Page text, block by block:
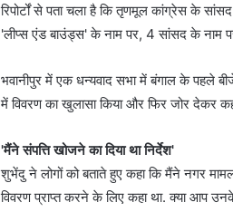
रिपोर्टों से पता चला है कि तृणमूल कांग्रेस के
'लीप्स एंड बाउंड्स' के नाम पर, 4 सांसद के नाम
भवानीपुर में एक धन्यवाद सभा में बंगाल के पहले
में विवरण का खुलासा किया और फिर जोर देकर
'मैंने संपत्ति खोजने का दिया था निर्देश'
शुभेंदु ने लोगों को बताते हुए कहा कि मैंने नगर
विवरण प्राप्त करने के लिए कहा था. क्या आप